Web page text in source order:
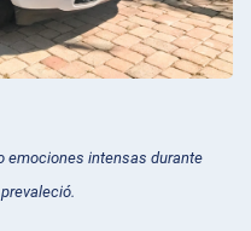
emociones intensas durante